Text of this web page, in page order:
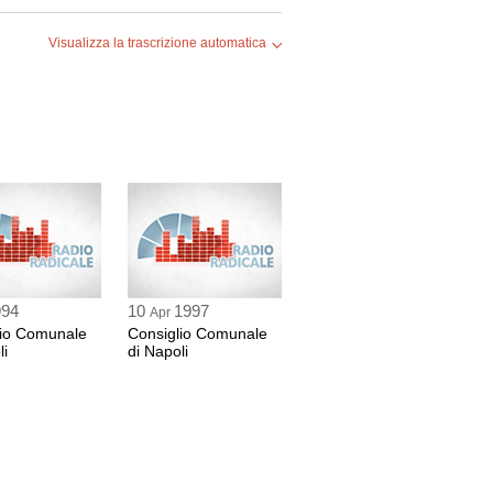
Visualizza la trascrizione automatica
Comunale
10 Apr 1997
Consiglio Comunale
di Napoli